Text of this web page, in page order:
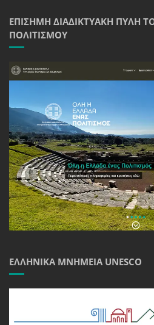
ΕΠΊΣΗΜΗ ΔΙΑΔΙΚΤΥΑΚΉ ΠΎΛΗ
ΠΟΛΙΤΙΣΜΟΎ
ΕΛΛΗΝΙΚΆ ΜΝΗΜΕΊΑ UNESCO